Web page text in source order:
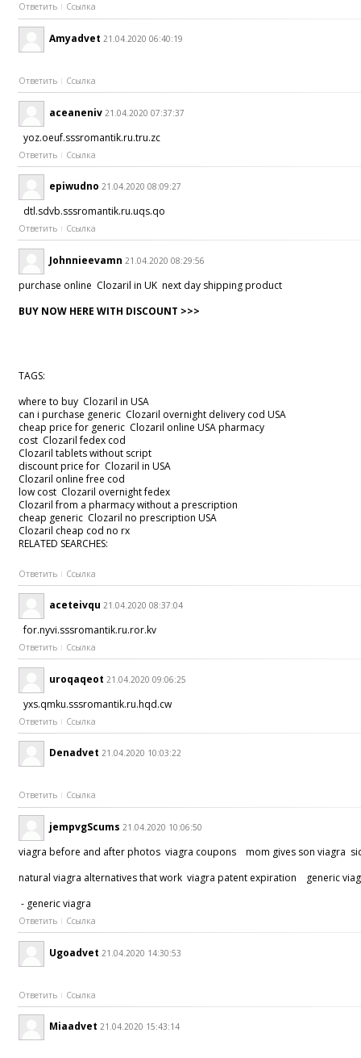
Ответить Ссылка
Amyadvet 21.04.2020 06:40:19
Ответить Ссылка
aceaneniv 21.04.2020 07:37:37
yoz.oeuf.sssromantik.ru.tru.zc
Ответить Ссылка
epiwudno 21.04.2020 08:09:27
dtl.sdvb.sssromantik.ru.uqs.qo
Ответить Ссылка
Johnnieevamn 21.04.2020 08:29:56
purchase online Clozaril in UK next day shipping product
BUY NOW HERE WITH DISCOUNT >>>
TAGS:
where to buy Clozaril in USA
can i purchase generic Clozaril overnight delivery cod USA
cheap price for generic Clozaril online USA pharmacy
cost Clozaril fedex cod
Clozaril tablets without script
discount price for Clozaril in USA
Clozaril online free cod
low cost Clozaril overnight fedex
Clozaril from a pharmacy without a prescription
cheap generic Clozaril no prescription USA
Clozaril cheap cod no rx
RELATED SEARCHES:
Ответить Ссылка
aceteivqu 21.04.2020 08:37:04
for.nyvi.sssromantik.ru.ror.kv
Ответить Ссылка
uroqaqeot 21.04.2020 09:06:25
yxs.qmku.sssromantik.ru.hqd.cw
Ответить Ссылка
Denadvet 21.04.2020 10:03:22
Ответить Ссылка
jempvgScums 21.04.2020 10:06:50
viagra before and after photos viagra coupons mom gives son viagra
natural viagra alternatives that work viagra patent expiration generic
- generic viagra
Ответить Ссылка
Ugoadvet 21.04.2020 14:30:53
Ответить Ссылка
Miaadvet 21.04.2020 15:43:14